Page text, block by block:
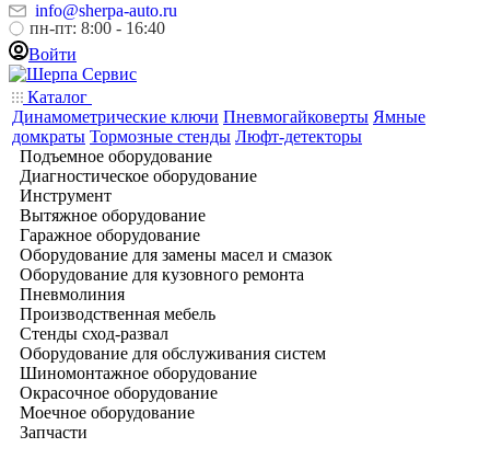
info@sherpa-auto.ru
пн-пт: 8:00 - 16:40
Войти
Каталог
Динамометрические ключи Пневмогайковерты Ямные
домкраты Тормозные стенды Люфт-детекторы
Подъемное оборудование
Диагностическое оборудование
Инструмент
Вытяжное оборудование
Гаражное оборудование
Оборудование для замены масел и смазок
Оборудование для кузовного ремонта
Пневмолиния
Производственная мебель
Стенды сход-развал
Оборудование для обслуживания систем
Шиномонтажное оборудование
Окрасочное оборудование
Моечное оборудование
Запчасти